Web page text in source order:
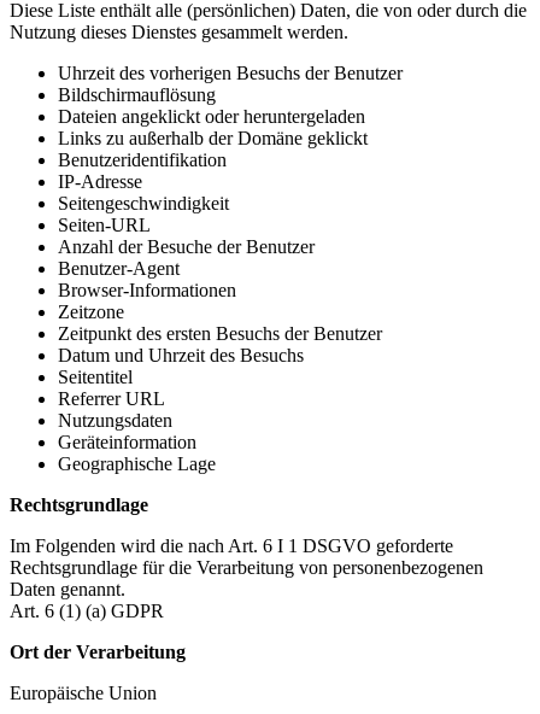
Diese Liste enthält alle (persönlichen) Daten, die von oder durch die
Nutzung dieses Dienstes gesammelt werden.
Uhrzeit des vorherigen Besuchs der Benutzer
Bildschirmauflösung
Dateien angeklickt oder heruntergeladen
Links zu außerhalb der Domäne geklickt
Benutzeridentifikation
IP-Adresse
Seitengeschwindigkeit
Seiten-URL
Anzahl der Besuche der Benutzer
Benutzer-Agent
Browser-Informationen
Zeitzone
Zeitpunkt des ersten Besuchs der Benutzer
Datum und Uhrzeit des Besuchs
Seitentitel
Referrer URL
Nutzungsdaten
Geräteinformation
Geographische Lage
Rechtsgrundlage
Im Folgenden wird die nach Art. 6 I 1 DSGVO geforderte
Rechtsgrundlage für die Verarbeitung von personenbezogenen
Daten genannt.
Art. 6 (1) (a) GDPR
Ort der Verarbeitung
Europäische Union